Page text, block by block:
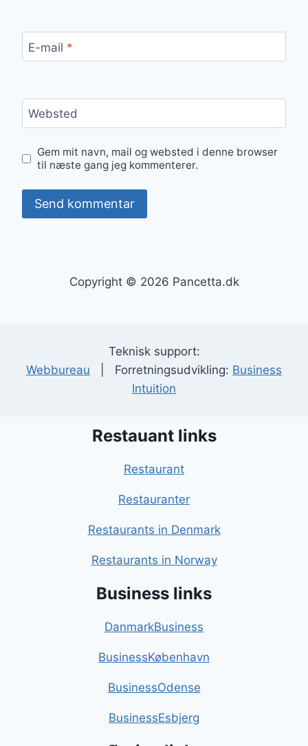
E-mail *
Websted
Gem mit navn, mail og websted i denne browser
til næste gang jeg kommenterer.
Copyright © 2026 Pancetta.dk
Teknisk support:
Webbureau | Forretningsudvikling: Business
Intuition
Restauant links
Restaurant
Restauranter
Restaurants in Denmark
Restaurants in Norway
Business links
DanmarkBusiness
BusinessKøbenhavn
BusinessOdense
BusinessEsbjerg